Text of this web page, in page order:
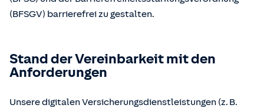
(BFSGV) barrierefrei zu gestalten.
Stand der Vereinbarkeit mit den
Anforderungen
Unsere digitalen Versicherungsdienstleistungen (z. B.